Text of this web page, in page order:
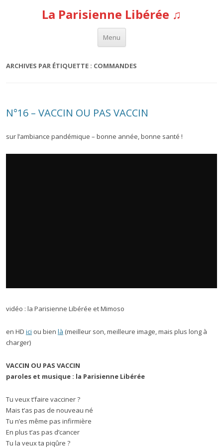
La Parisienne Libérée ♫
Menu
Aller au contenu
ARCHIVES PAR ÉTIQUETTE : COMMANDES
N°16 – VACCIN OU PAS VACCIN
sur l’ambiance pandémique – bonne année, bonne santé !
vidéo : la Parisienne Libérée et Mimoso
en HD ici ou bien là (meilleur son, meilleure image, mais plus long à
charger)
VACCIN OU PAS VACCIN
paroles et musique : la Parisienne Libérée
Tu veux t’faire vacciner ?
Mais t’as pas de nouveau né
Tu n’es même pas infirmière
En plus t’as pas d’cancer
Tu la veux ta piqûre ?